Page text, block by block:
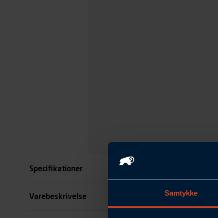
Samtykke
Specifikationer
Størrelse
Varebeskrivelse